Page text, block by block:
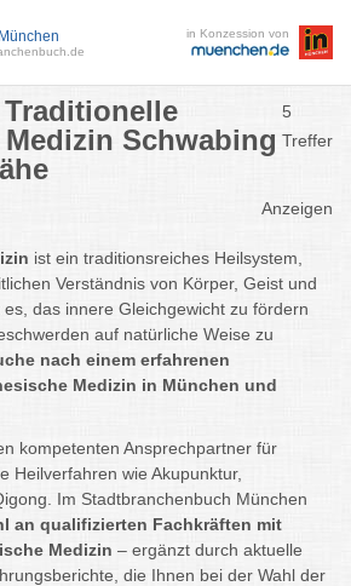
in Konzession von
Traditionelle
Schwabing
5
Treffer
Anzeigen
ist ein traditionsreiches Heilsystem,
Verständnis von Körper, Geist und
das innere Gleichgewicht zu fördern
auf natürliche Weise zu
nach einem erfahrenen
Medizin in München und
kompetenten Ansprechpartner für
Heilverfahren wie Akupunktur,
Im Stadtbranchenbuch München
an qualifizierten Fachkräften mit
Medizin – ergänzt durch aktuelle
die Ihnen bei der Wahl der